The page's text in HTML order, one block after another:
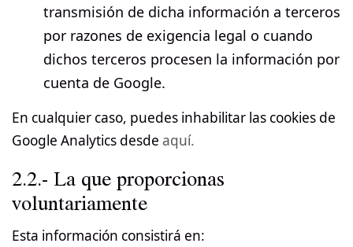
transmisión de dicha información a terceros
por razones de exigencia legal o cuando
dichos terceros procesen la información por
cuenta de Google.
En cualquier caso, puedes inhabilitar las cookies de
Google Analytics desde aquí.
2.2.- La que proporcionas
voluntariamente
Esta información consistirá en: